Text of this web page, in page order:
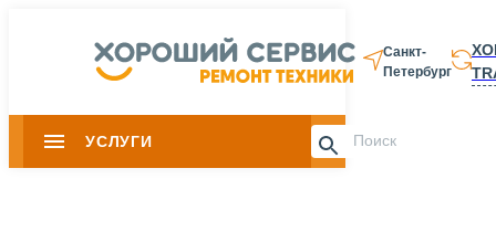
Санкт-
Петербург
УСЛУГИ 8 812 337-